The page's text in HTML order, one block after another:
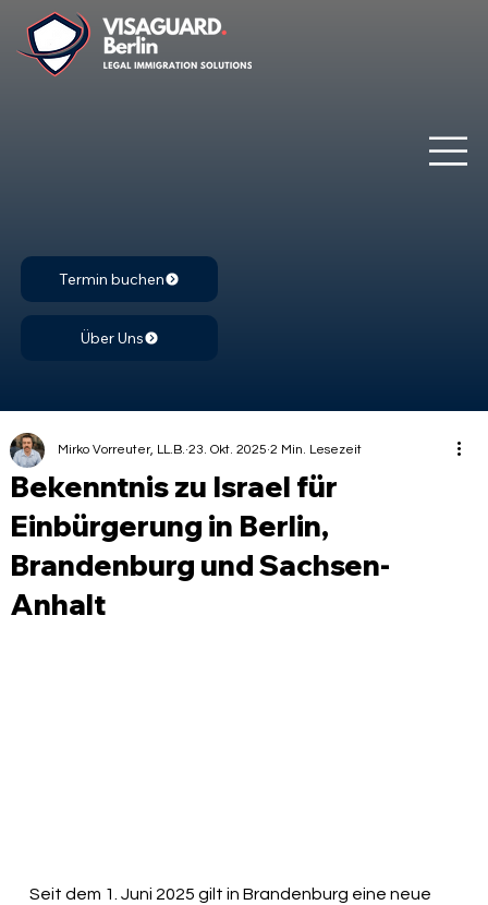
Termin buchen
Über Uns
Bekenntnis zu Israel für
Einbürgerung in Berlin,
Brandenburg und Sachsen-
Anhalt
Mirko Vorreuter, LL.B. 23. Okt. 2025 2 Min. Lesezeit
Seit dem 1. Juni 2025 gilt in Brandenburg eine neue